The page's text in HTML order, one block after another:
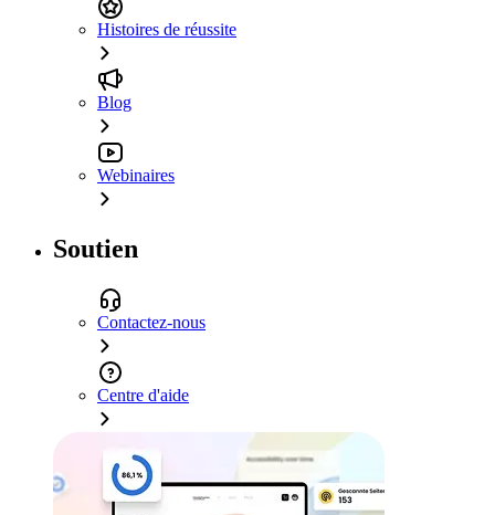
Histoires de réussite
Blog
Webinaires
Soutien
Contactez-nous
Centre d'aide